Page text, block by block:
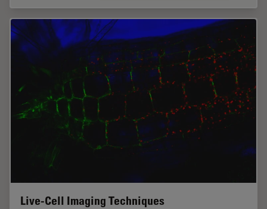
Live-Cell Imaging Techniques